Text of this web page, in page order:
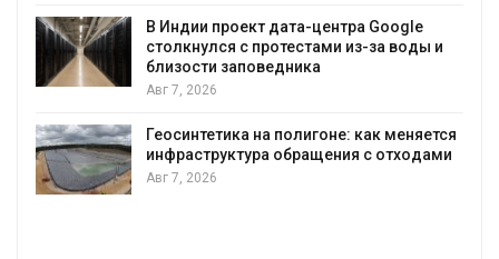
В Индии проект дата-центра Google
столкнулся с протестами из-за воды и
близости заповедника
Авг 7, 2026
Геосинтетика на полигоне: как меняется
инфраструктура обращения с отходами
Авг 7, 2026